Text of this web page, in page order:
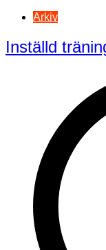
Arkiv
Inställd